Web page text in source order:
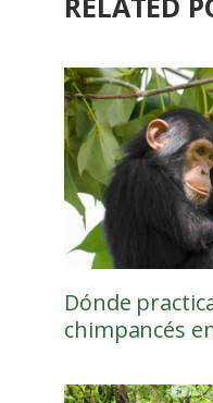
Dónde
chimpancés